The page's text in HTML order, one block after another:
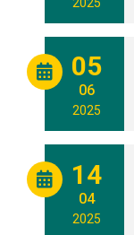
05
06
2025
14
04
2025